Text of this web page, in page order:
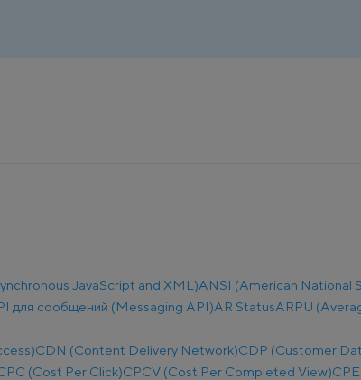
JavaScript and XML)ANSI (American National
для сообщений (Messaging API)AR StatusARPU
CDN (Content Delivery Network)CDP (Customer
(Cost Per Click)CPCV (Cost Per Completed View)